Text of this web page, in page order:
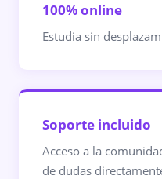
100% online
Estudia sin
Soporte incluido
Acceso a la
de dudas